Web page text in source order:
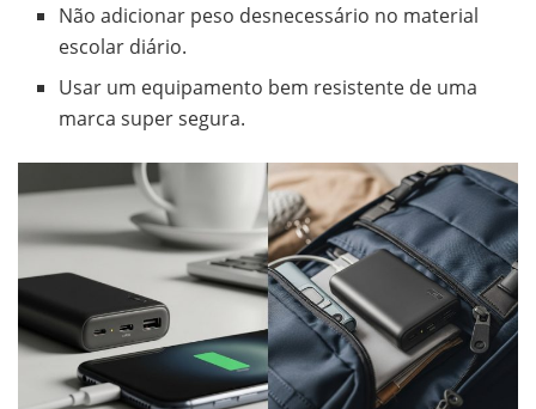
Não adicionar peso desnecessário no material
escolar diário.
Usar um equipamento bem resistente de uma
marca super segura.